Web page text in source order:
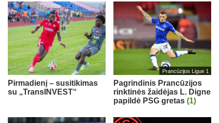
Pirmadienį – susitikimas
su „TransINVEST“
Prancūzijos Ligue 1
Pagrindinis Prancūzijos
rinktinės žaidėjas L. Digne
papildė PSG gretas (1)